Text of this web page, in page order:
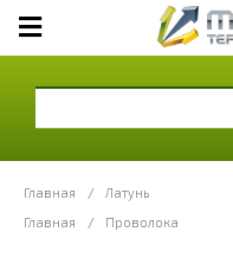
Главная /
Латунь
Главная
/ Проволока